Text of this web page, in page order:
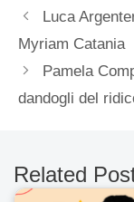
Luca
Myriam Catania
Pamela
dandogli del
Related